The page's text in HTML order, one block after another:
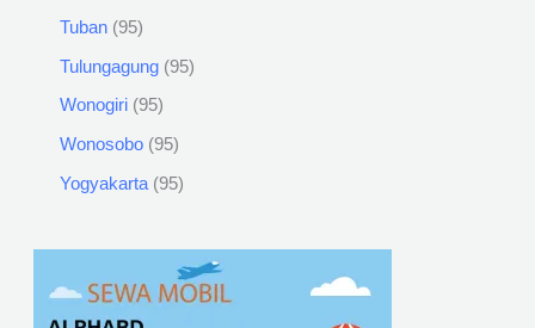
Tuban 95
Tulungagung 95
Wonogiri 95
Wonosobo 95
Yogyakarta 95